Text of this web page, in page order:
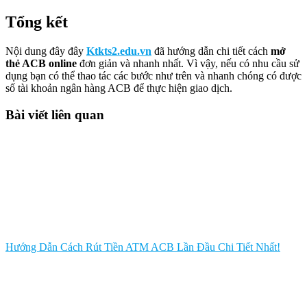
Tổng kết
Nội dung đây đây Ktkts2.edu.vn đã hướng dẫn chi tiết cách mở
thẻ ACB online đơn giản và nhanh nhất. Vì vậy, nếu có nhu cầu sử
dụng bạn có thể thao tác các bước như trên và nhanh chóng có được
số tài khoản ngân hàng ACB để thực hiện giao dịch.
Bài viết liên quan
Hướng Dẫn Cách Rút Tiền ATM ACB Lần Đầu Chi Tiết Nhất!